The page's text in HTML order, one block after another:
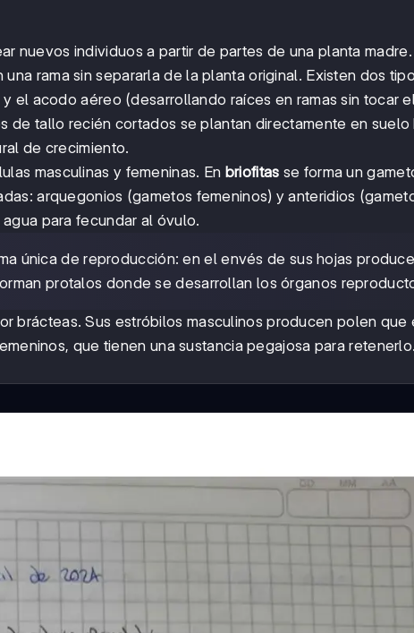
nuevos individuos a partir de partes de una planta
rama sin separarla de la planta original. Existen dos
el acodo aéreo (desarrollando raíces en ramas sin tocar
de tallo recién cortados se plantan directamente en suelo
de crecimiento.
masculinas y femeninas. En briofitas se forma un
arquegonios (gametos femeninos) y anteridios
para fecundar al óvulo.
única de reproducción: en el envés de sus hojas
protalos donde se desarrollan los órganos
brácteas. Sus estróbilos masculinos producen polen que
que tienen una sustancia pegajosa para